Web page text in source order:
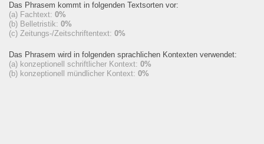
Das Phrasem kommt in folgenden Textsorten vor:
(a) Fachtext: 0%
(b) Belletristik: 0%
(c) Zeitungs-/Zeitschriftentext: 0%
Das Phrasem wird in folgenden sprachlichen Kontexten verwendet:
(a) konzeptionell schriftlicher Kontext: 0%
(b) konzeptionell mündlicher Kontext: 0%